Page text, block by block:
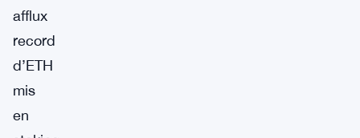
afflux
record
d’ETH
mis
en